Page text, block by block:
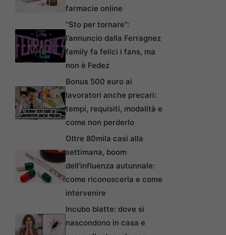
farmacie online
“Sto per tornare”:
l’annuncio dalla Ferragnez
family fa felici i fans, ma
non è Fedez
Bonus 500 euro ai
lavoratori anche precari:
tempi, requisiti, modalità e
come non perderlo
Oltre 80mila casi alla
settimana, boom
dell’influenza autunnale:
come riconoscerla e come
intervenire
Incubo blatte: dove si
nascondono in casa e